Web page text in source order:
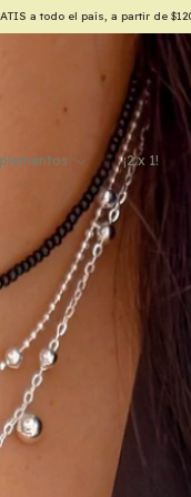
efectivo/transferencia 💵
¡2 x 1!